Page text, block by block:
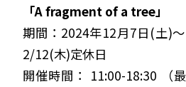
「A fragment of a tree」
期間：2024年12月7日(土
2/12(木)定休日
開催時間： 11:00-18:30 （